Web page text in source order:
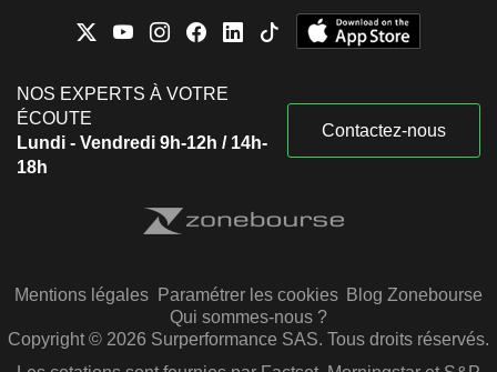
NOS EXPERTS À VOTRE
ÉCOUTE
Lundi - Vendredi 9h-12h / 14h-
18h
Contactez-nous
Mentions légales Paramétrer les cookies Blog Zonebourse
Qui sommes-nous ?
Copyright © 2026 Surperformance SAS. Tous droits réservés.